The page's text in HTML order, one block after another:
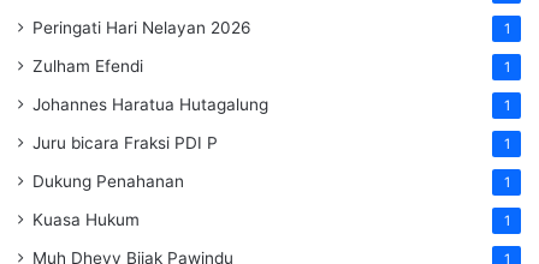
Peringati Hari Nelayan 2026 1
Zulham Efendi 1
Johannes Haratua Hutagalung 1
Juru bicara Fraksi PDI P 1
Dukung Penahanan 1
Kuasa Hukum 1
Muh Dhevy Bijak Pawindu 1